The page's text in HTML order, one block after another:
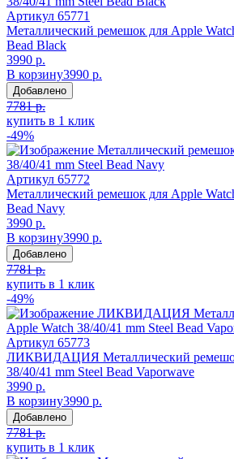
Артикул 65771
Металлический ремешок для Apple
Bead Black
3990 р.
В корзину3990 р.
Добавлено
7781 р.
купить в 1 клик
-49%
Артикул 65772
Металлический ремешок для Apple
Bead Navy
3990 р.
В корзину3990 р.
Добавлено
7781 р.
купить в 1 клик
-49%
Артикул 65773
ЛИКВИДАЦИЯ Металлический
38/40/41 mm Steel Bead Vaporwave
3990 р.
В корзину3990 р.
Добавлено
7781 р.
купить в 1 клик